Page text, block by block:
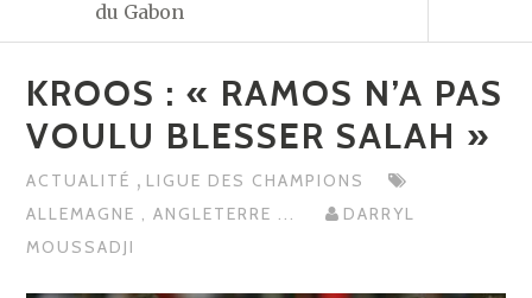
du Gabon
KROOS : « RAMOS N’A PAS
VOULU BLESSER SALAH »
ACTUALITÉ , LIGUE DES CHAMPIONS
ALLEMAGNE ,ANGLETERRE ...
DARRYL
MOUSSADJI